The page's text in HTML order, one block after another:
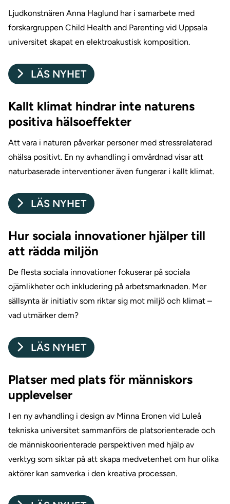
Ljudkonstnären Anna Haglund har i samarbete med
forskargruppen Child Health and Parenting vid Uppsala
universitet skapat en elektroakustisk komposition.
LÄS NYHET
Kallt klimat hindrar inte naturens
positiva hälsoeffekter
Att vara i naturen påverkar personer med stressrelaterad
ohälsa positivt. En ny avhandling i omvårdnad visar att
naturbaserade interventioner även fungerar i kallt klimat.
LÄS NYHET
Hur sociala innovationer hjälper till
att rädda miljön
De flesta sociala innovationer fokuserar på sociala
ojämlikheter och inkludering på arbetsmarknaden. Mer
sällsynta är initiativ som riktar sig mot miljö och klimat –
vad utmärker dem?
LÄS NYHET
Platser med plats för människors
upplevelser
I en ny avhandling i design av Minna Eronen vid Luleå
tekniska universitet sammanförs de platsorienterade och
de människoorienterade perspektiven med hjälp av
verktyg som siktar på att skapa medvetenhet om hur olika
aktörer kan samverka i den kreativa processen.